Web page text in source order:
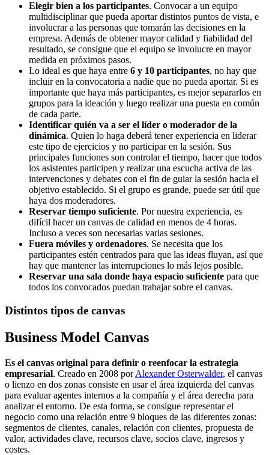
Elegir bien a los participantes. Convocar a un equipo
multidisciplinar que pueda aportar distintos puntos de vista, e
involucrar a las personas que tomarán las decisiones en la
empresa. Además de obtener mayor calidad y fiabilidad del
resultado, se consigue que el equipo se involucre en mayor
medida en próximos pasos.
Lo ideal es que haya entre 6 y 10 participantes, no hay que
incluir en la convocatoria a nadie que no pueda aportar. Si es
importante que haya más participantes, es mejor separarlos en
grupos para la ideación y luego realizar una puesta en común
de cada parte.
Identificar quién va a ser el líder o moderador de la
dinámica. Quien lo haga deberá tener experiencia en liderar
este tipo de ejercicios y no participar en la sesión. Sus
principales funciones son controlar el tiempo, hacer que todos
los asistentes participen y realizar una escucha activa de las
intervenciones y debates con el fin de guiar la sesión hacia el
objetivo establecido. Si el grupo es grande, puede ser útil que
haya dos moderadores.
Reservar tiempo suficiente. Por nuestra experiencia, es
difícil hacer un canvas de calidad en menos de 4 horas.
Incluso a veces son necesarias varias sesiones.
Fuera móviles y ordenadores. Se necesita que los
participantes estén centrados para que las ideas fluyan, así que
hay que mantener las interrupciones lo más lejos posible.
Reservar una sala donde haya espacio suficiente para que
todos los convocados puedan trabajar sobre el canvas.
Distintos tipos de canvas
Business Model Canvas
Es el canvas original para definir o reenfocar la estrategia
empresarial. Creado en 2008 porAlexander Osterwalder, el canvas
o lienzo en dos zonas consiste en usar el área izquierda del canvas
para evaluar agentes internos a la compañía y el área derecha para
analizar el entorno. De esta forma, se consigue representar el
negocio como una relación entre 9 bloques de las diferentes zonas:
segmentos de clientes, canales, relación con clientes, propuesta de
valor, actividades clave, recursos clave, socios clave, ingresos y
costes.